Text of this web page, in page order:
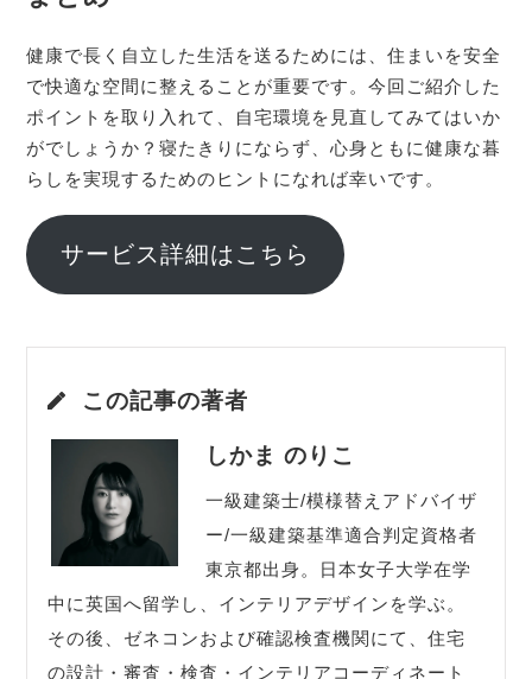
健康で長く自立した生活を送るためには、住まいを安全
で快適な空間に整えることが重要です。今回ご紹介した
ポイントを取り入れて、自宅環境を見直してみてはいか
がでしょうか？寝たきりにならず、心身ともに健康な暮
らしを実現するためのヒントになれば幸いです。
サービス詳細はこちら
この記事の著者
しかま のりこ
一級建築士/模様替えアドバイザ
ー/一級建築基準適合判定資格者
東京都出身。日本女子大学在学
中に英国へ留学し、インテリアデザインを学ぶ。
その後、ゼネコンおよび確認検査機関にて、住宅
の設計・審査・検査・インテリアコーディネート